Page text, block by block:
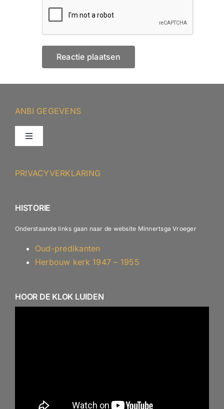
ANBI GEGEVENS
Toggle
PRIVACYVERKLARING
HISTORIE
Onderstaande links gaan naar de website Minnertsga Vroeger
Oud-predikanten
Herbouw kerk 1947 – 1955
HOOR DE KLOK LUIDEN